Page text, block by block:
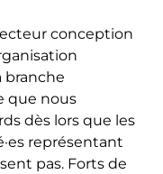
conception
branche
que nous
dès lors que les
représentant
pas. Forts de